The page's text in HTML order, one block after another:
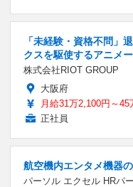
「未経験・資格不問」
クスを駆使するアニメ
株式会社RIOT GROUP
大阪府
月給31万2,100円～45
正社員
航空機内エンタメ機器
パーソル エクセル HRパ